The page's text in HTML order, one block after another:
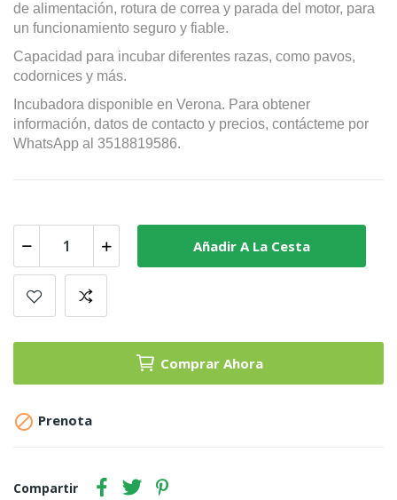
de alimentación, rotura de correa y parada del motor, para
un funcionamiento seguro y fiable.
Capacidad para incubar diferentes razas, como pavos,
codornices y más.
Incubadora disponible en Verona. Para obtener
información, datos de contacto y precios, contácteme por
WhatsApp al 3518819586.
Añadir A La Cesta
Comprar Ahora
 Prenota
Compartir